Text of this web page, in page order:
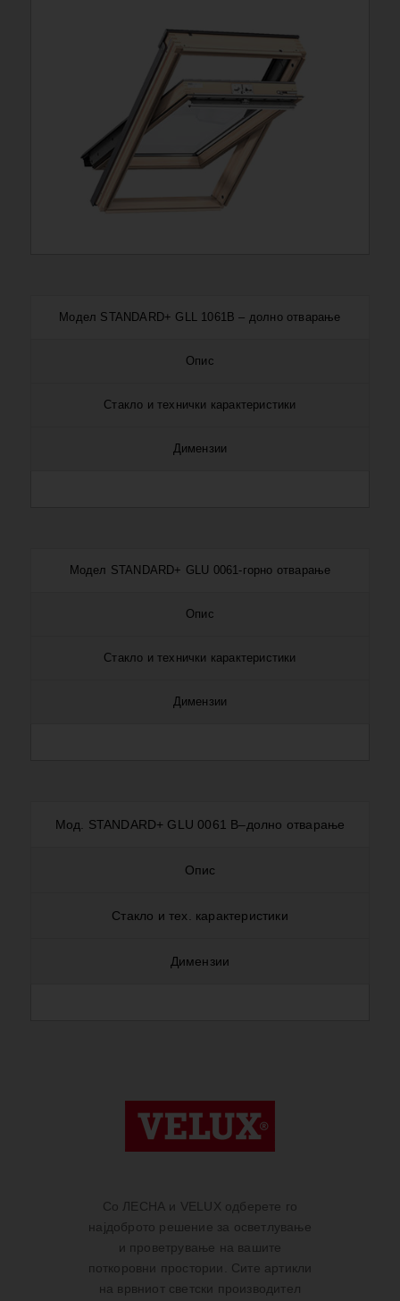
Модел STANDARD+ GLL 1061B – долно отварање
Опис
Стакло и технички карактеристики
Димензии
Модел STANDARD+ GLU 0061-горно отварање
Опис
Стакло и технички карактеристики
Димензии
Мод. STANDARD+ GLU 0061 B–долно отварање
Опис
Стакло и тех. карактеристики
Димензии
Со ЛЕСНА и VELUX одберете го
најдоброто решение за осветлување
и проветрување на вашите
поткоровни простории. Сите артикли
на врвниот светски производител